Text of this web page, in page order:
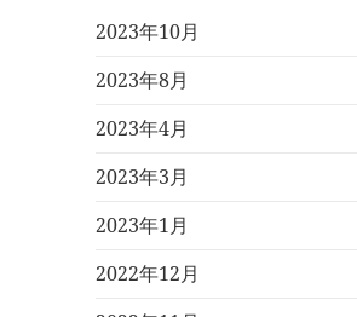
2023年10月
2023年8月
2023年4月
2023年3月
2023年1月
2022年12月